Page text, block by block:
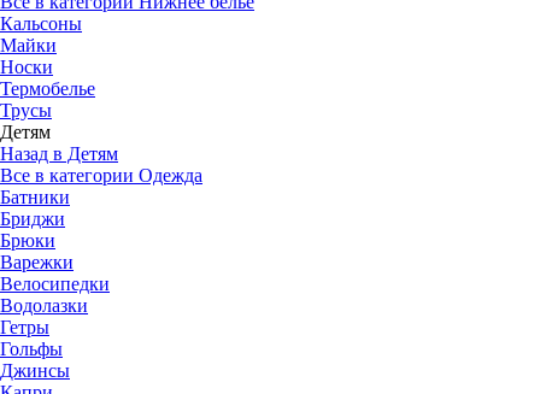
Кальсоны
Майки
Носки
Термобелье
Трусы
Детям
Назад в Детям
Все в категории Одежда
Батники
Бриджи
Брюки
Варежки
Велосипедки
Водолазки
Гетры
Гольфы
Джинсы